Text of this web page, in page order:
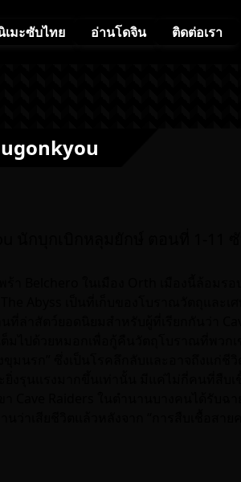
เมะซับไทย อ่านโดจิน ติดต่อเรา